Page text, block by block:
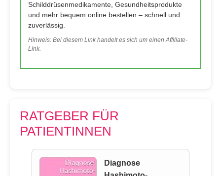
Schilddrüsenmedikamente, Gesundheitsprodukte
und mehr bequem online bestellen – schnell und
zuverlässig.
Hinweis: Bei diesem Link handelt es sich um einen Affiliate-
Link.
RATGEBER FÜR
PATIENTINNEN
Diagnose